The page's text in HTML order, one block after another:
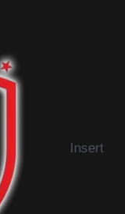
Insert